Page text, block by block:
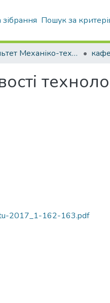
Пошук за
Факультет Механіко-технологічний
2017_1-162-163.pdf